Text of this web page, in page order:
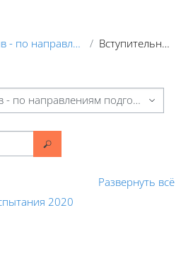
Архив - по направлениям подготовки Вступительные испытания
Поиск курса
Развернуть всё
2020